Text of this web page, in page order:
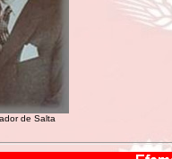
de Salta